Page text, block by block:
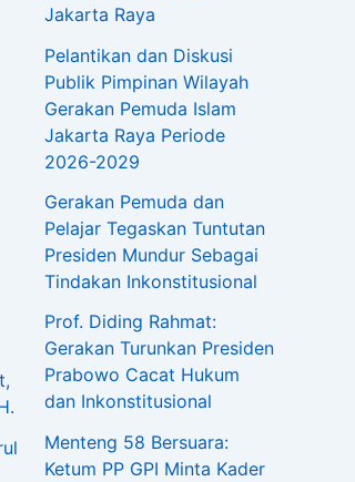
Jakarta Raya
Pelantikan dan Diskusi
Publik Pimpinan Wilayah
Gerakan Pemuda Islam
Jakarta Raya Periode
2026-2029
Gerakan Pemuda dan
Pelajar Tegaskan Tuntutan
Presiden Mundur Sebagai
Tindakan Inkonstitusional
Prof. Diding Rahmat:
Gerakan Turunkan Presiden
Prabowo Cacat Hukum
dan Inkonstitusional
Menteng 58 Bersuara:
Ketum PP GPI Minta Kader